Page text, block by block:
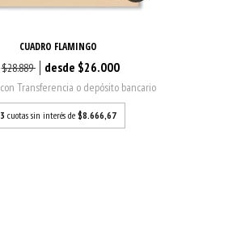
CUADRO FLAMINGO
$28.889 $26.000
con Transferencia o depósito bancario
3 cuotas sin interés de$8.666,67